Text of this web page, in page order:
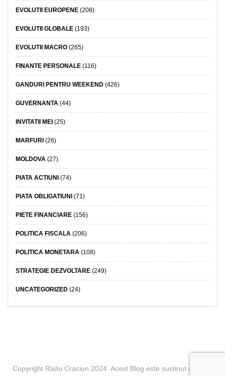
EVOLUTII EUROPENE (208)
EVOLUTII GLOBALE (193)
EVOLUTII MACRO (265)
FINANTE PERSONALE (116)
GANDURI PENTRU WEEKEND (426)
GUVERNANTA (44)
INVITATII MEI (25)
MARFURI (26)
MOLDOVA (27)
PIATA ACTIUNI (74)
PIATA OBLIGATIUNI (71)
PIETE FINANCIARE (156)
POLITICA FISCALA (206)
POLITICA MONETARA (108)
STRATEGIE DEZVOLTARE (249)
UNCATEGORIZED (24)
Copyright Radu Craciun 2024. Acest Blog este sustinut de BCR